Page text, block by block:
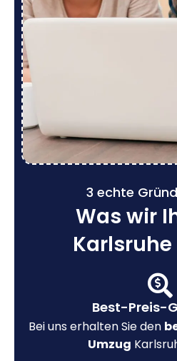
3 echte
Was wir
Best-Preis-
Bei uns erhalten Sie den
Umzug